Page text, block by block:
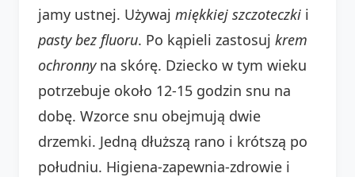
jamy ustnej. Używaj miękkiej szczoteczki i
pasty bez fluoru. Po kąpieli zastosuj krem
ochronnyna skórę. Dziecko w tym wieku
potrzebuje około 12-15 godzin snu na
dobę. Wzorce snu obejmują dwie
drzemki. Jedną dłuższą rano i krótszą po
południu. Higiena-zapewnia-zdrowie i